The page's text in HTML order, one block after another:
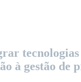
tecnologias
à gestão de